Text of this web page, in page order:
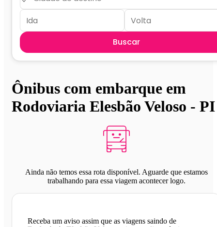
Buscar
Ônibus com embarque em
Rodoviaria Elesbão Veloso - PI
Ainda não temos essa rota disponível. Aguarde que estamos
trabalhando para essa viagem acontecer logo.
Receba um aviso assim que as viagens saindo de